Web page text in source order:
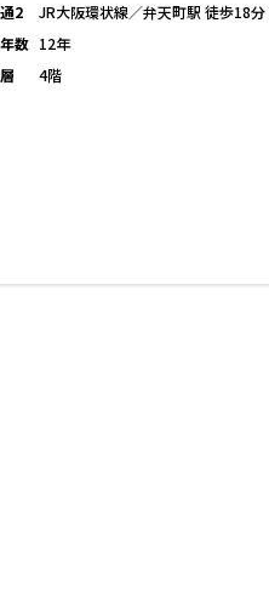
2
JR大阪環状線／弁天町駅 徒歩18分
数 12年
4階